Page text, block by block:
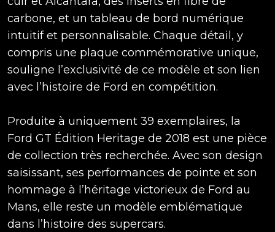
carbone, et un tableau de bord numérique
intuitif et personnalisable. Chaque détail, y
compris une plaque commémorative unique,
souligne l’exclusivité de ce modèle et son lien
avec l’histoire de Ford en compétition.
Produite à uniquement 39 exemplaires, la
Ford GT Édition Heritage de 2018 est une pièce
de collection très recherchée. Avec son design
saisissant, ses performances de pointe et son
hommage à l’héritage victorieux de Ford au
Mans, elle reste un modèle emblématique
dans l’histoire des supercars.